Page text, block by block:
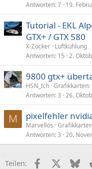
Antworten 7 19.
Tutorial - EKL
GTX+ / GTX 580
X-Zocker Luftkühlung
Antworten 15 2.
9800 gtx+
HSN_Ich Grafikkarten:
Antworten 3 26.
M pixelfehler
Marvellos
Antworten 3 20.
Teilen: Facebook
X